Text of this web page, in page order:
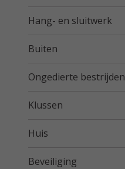
Hang- en sluitwerk
Buiten
Ongedierte bestrijden
Klussen
Huis
Beveiliging